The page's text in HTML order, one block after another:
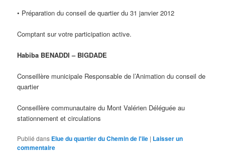
• Préparation du conseil de quartier du 31 janvier 2012
Comptant sur votre participation active.
Habiba BENADDI – BIGDADE
Conseillère municipale Responsable de l’Animation du conseil de
quartier
Conseillère communautaire du Mont Valérien Déléguée au
stationnement et circulations
Publié dans Elue du quartier du Chemin de l'ile | Laisser un
commentaire